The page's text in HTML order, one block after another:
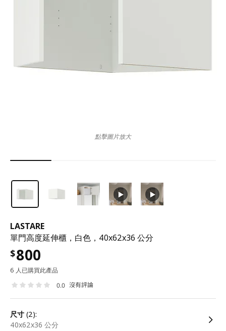
LASTARE
單門高度延伸櫃，白色，40x62x36 公分
$800
6 人已購買此產品
0.0 沒有評論
尺寸 (2):
40x62x36 公分
點擊圖片放大